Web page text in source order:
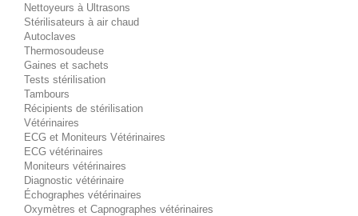
Nettoyeurs à Ultrasons
Stérilisateurs à air chaud
Autoclaves
Thermosoudeuse
Gaines et sachets
Tests stérilisation
Tambours
Récipients de stérilisation
Vétérinaires
ECG et Moniteurs Vétérinaires
ECG vétérinaires
Moniteurs vétérinaires
Diagnostic vétérinaire
Échographes vétérinaires
Oxymètres et Capnographes vétérinaires